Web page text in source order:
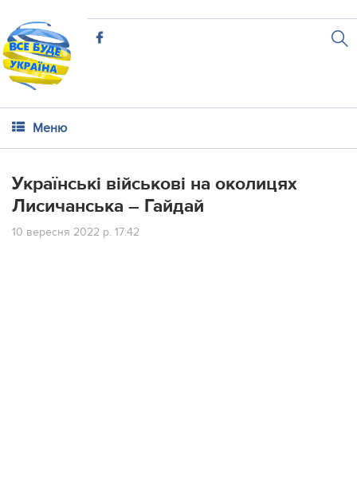
Меню
Українські військові на околицях
Лисичанська – Гайдай
10 вересня 2022 р. 17:42